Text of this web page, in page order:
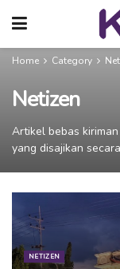
Home Category
Netizen
Artikel bebas
yang disajikan
NETIZEN